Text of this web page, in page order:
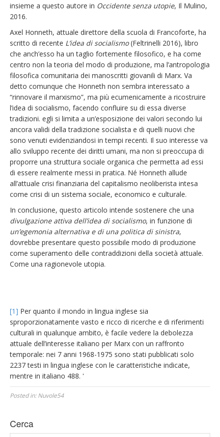
insieme a questo autore in Occidente senza utopie, Il Mulino,
2016.
Axel Honneth, attuale direttore della scuola di Francoforte, ha
scritto di recente L’idea di socialismo(Feltrinelli 2016), libro
che anch’esso ha un taglio fortemente filosofico, e ha come
centro non la teoria del modo di produzione, ma l’antropologia
filosofica comunitaria dei manoscritti giovanili di Marx. Va
detto comunque che Honneth non sembra interessato a
“rinnovare il marxismo”, ma più ecumenicamente a ricostruire
l’idea di socialismo, facendo confluire su di essa diverse
tradizioni. egli si limita a un’esposizione dei valori secondo lui
ancora validi della tradizione socialista e di quelli nuovi che
sono venuti evidenziandosi in tempi recenti. Il suo interesse va
allo sviluppo recente dei diritti umani, ma non si preoccupa di
proporre una struttura sociale organica che permetta ad essi
di essere realmente messi in pratica. Né Honneth allude
all’attuale crisi finanziaria del capitalismo neoliberista intesa
come crisi di un sistema sociale, economico e culturale.
In conclusione, questo articolo intende sostenere che una
divulgazione attiva dell’idea di socialismo, in funzione di
un’egemonia alternativa e di una politica di sinistra,
dovrebbe presentare questo possibile modo di produzione
come superamento delle contraddizioni della società attuale.
Come una ragionevole utopia.
[1] Per quanto il mondo in lingua inglese sia
sproporzionatamente vasto e ricco di ricerche e di riferimenti
culturali in qualunque ambito, è facile vedere la debolezza
attuale dell’interesse italiano per Marx con un raffronto
temporale: nei 7 anni 1968-1975 sono stati pubblicati solo
2237 testi in lingua inglese con le caratteristiche indicate,
mentre in italiano 488. '
Posted in:Nuvole54
Cerca